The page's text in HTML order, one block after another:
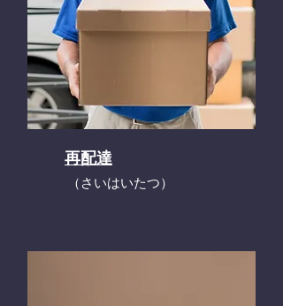
再配達
​（さいはいたつ）